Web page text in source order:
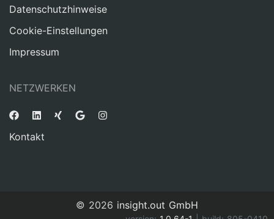
Datenschutzhinweise
Cookie-Einstellungen
Impressum
NETZWERKEN
Kontakt
© 2026 insight.out GmbH